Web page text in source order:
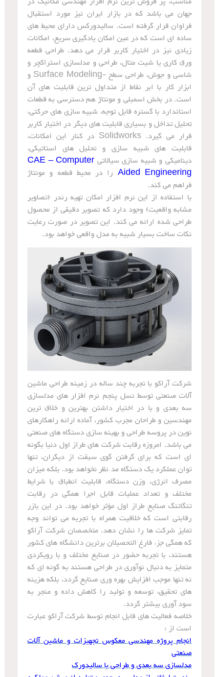
جهان می باشد که در بازار ایران نیز مورد استقبال
فراوان قرار گرفته است. سالیدورکس دارای محیط های
ساده ای است که در عین امکان یادگیری سریع، امکانات
زیادی نیز در اختیار کاربر قرار می دهد. طراحی قطعه
ورق کاری یا شیت متال، طراحی و مدلسازی استراکچر و
شاسی و جوش، طراحی سطح -Surface Modeling و
ابزار کار با ابر نقاط از متداول ترین قابلیت های آن
است. در بخش اسمبلی و مونتاژ هم دسترسی به قطعات
استاندارد با گستره قابل توجه، شبیه سازی های حرکتی،
تحلیل تداخل و بسیاری قابلیت های دیگر در اختیار کاربر
قرار می گیرد. Solidworks در کنار این امکانات،
قابلیت های شبیه سازی و تحلیل های استاتیکی،
دینامیکی و شبیه سازی سیالاتی CAE – Computer
Aided Engineering را در محیط قطعه و مونتاژ
فراهم می کند.
با استفاده از این نرم افزار امکان تهیه رندر (تصاویر
مشابه واقعیت) وجود دارد که تصویر دقیقی از محصول
طراحی شده ارائه می کند. این تصویر در صورت رعایت
نکات ساخت بسیار شبیه به مدل واقعی خواهد بود.
شرکت آراکو با تجربه چند ساله در زمینه طراحی ماشین
آلات صنعتی توسط نسل پنجم نرم افزار های مدلسازی
سه بعدی و با در اختیار داشتن بهترین و خلاق ترین
مهندسین و طراحان مجرب کشور، آماده ارائه راهکارهای
نوین در پروسه طراحی و بهینه سازی دستگاه های صنعتی
می باشد. امروزه رقابت شرکت های طراز اول دنیا بگونه
ای است که برای گرفتن گوی سبقت از دیگران، تنها
توان عملکرد یک دستگاه مد نظر نخواهد بود. بلکه میزان
مصرف انرژی، وزن دستگاه، قابلیت انطباق با شرایط
مختلف و تعداد عملیات قابل اجرا همگی در رقابت
تنگاتنگ صنایع طراز اول مؤثر خواهد بود. در این بازر
رقابتی است که خلاقیت همراه با تجربه می تواند وجه
تمایز شرکت ها را نشان دهد. متخصصان شرکت آراکو
که همگی جزء فارغ التحصیلان برترین دانشگاه های کشور
هستند، با تجربه حضور در صنایع مختلف و با رویکردی
متمایز به دنبال نوآوری در طراحی هستند به گونه ای که
نه تنها موجب افزایش بهره وری صنایع گردد، بلکه هزینه
های تحقیق، توسعه و تولید را کاهش داده و منجر به
سود آوری بیشتر گردد.
خلاصه فعالیت های قابل انجام توسط شرکت آراکو عبارت
است از :
انجام پروژه مهندسی معکوس تجهیزات و ماشین آلات
صنعتی
مدلسازی سه بعدی و طراحی با سالیدورک